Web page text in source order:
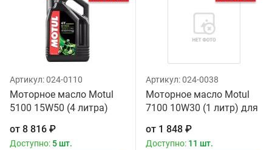
Артикул:024-0110
Моторное масло Motul
5100 15W50 (4 литра)
от 8 816 ₽
Доступно: 5 шт.
Артикул:024-0038
Моторное масло Motul
7100 10W30 (1 литр) для
от 1 848 ₽
Доступно: 11 шт.